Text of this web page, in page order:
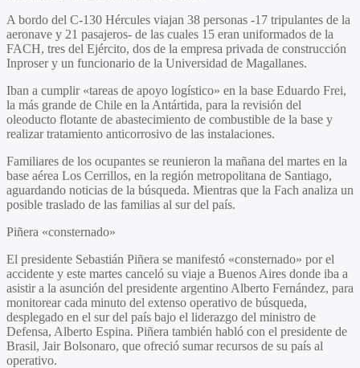
A bordo del C-130 Hércules viajan 38 personas -17 tripulantes de la
aeronave y 21 pasajeros- de las cuales 15 eran uniformados de la
FACH, tres del Ejército, dos de la empresa privada de construcción
Inproser y un funcionario de la Universidad de Magallanes.
Iban a cumplir «tareas de apoyo logístico» en la base Eduardo Frei,
la más grande de Chile en la Antártida, para la revisión del
oleoducto flotante de abastecimiento de combustible de la base y
realizar tratamiento anticorrosivo de las instalaciones.
Familiares de los ocupantes se reunieron la mañana del martes en la
base aérea Los Cerrillos, en la región metropolitana de Santiago,
aguardando noticias de la búsqueda. Mientras que la Fach analiza un
posible traslado de las familias al sur del país.
Piñera «consternado»
El presidente Sebastián Piñera se manifestó «consternado» por el
accidente y este martes canceló su viaje a Buenos Aires donde iba a
asistir a la asunción del presidente argentino Alberto Fernández, para
monitorear cada minuto del extenso operativo de búsqueda,
desplegado en el sur del país bajo el liderazgo del ministro de
Defensa, Alberto Espina. Piñera también habló con el presidente de
Brasil, Jair Bolsonaro, que ofreció sumar recursos de su país al
operativo.